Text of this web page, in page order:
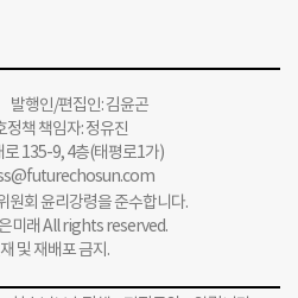
행인/편집인: 김윤곤
정책 책임자: 정유진
로 135-9, 4층(태평로1가)
원회 윤리강령을 준수합니다.
미래 All rights reserved.
및 재배포 금지.